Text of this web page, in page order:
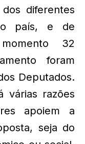
diferentes
país, e de
32
foram
Deputados.
várias razões
apoiem a
seja do